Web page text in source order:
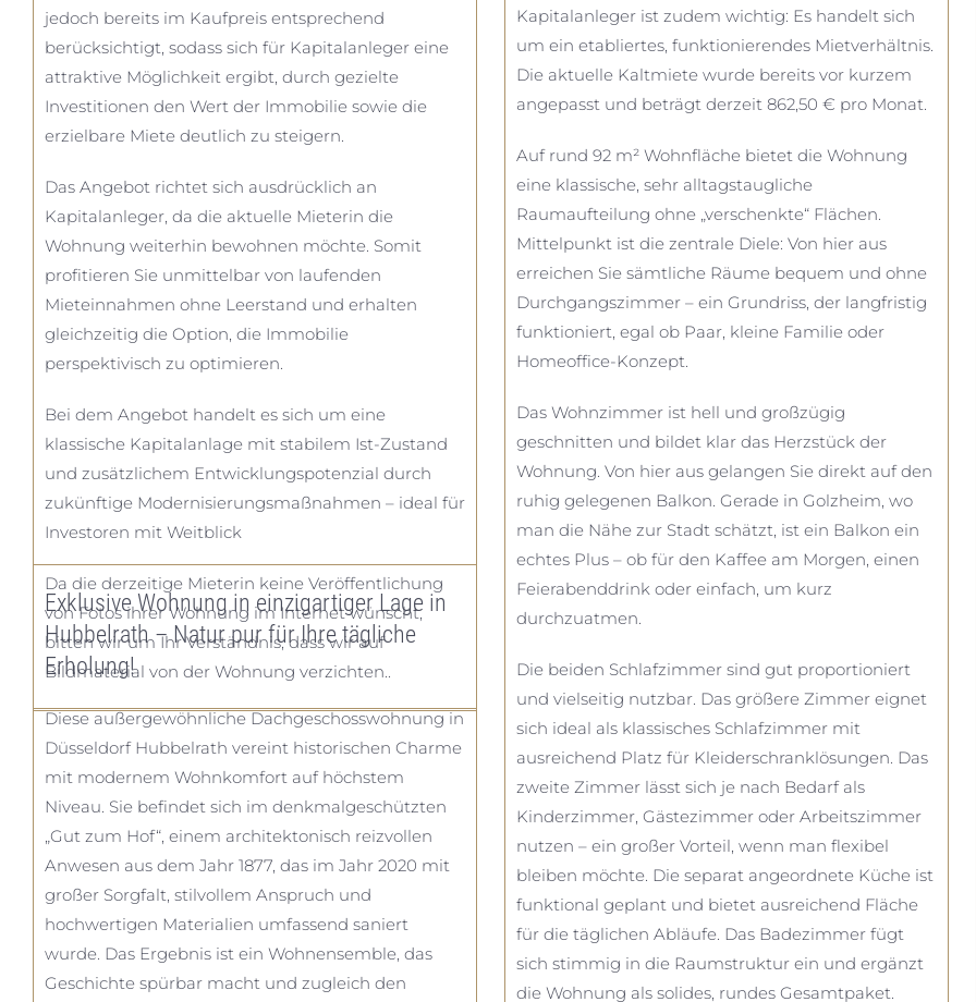
jedoch bereits im Kaufpreis entsprechend
berücksichtigt, sodass sich für Kapitalanleger eine
attraktive Möglichkeit ergibt, durch gezielte
Investitionen den Wert der Immobilie sowie die
erzielbare Miete deutlich zu steigern.
Das Angebot richtet sich ausdrücklich an
Kapitalanleger, da die aktuelle Mieterin die
Wohnung weiterhin bewohnen möchte. Somit
profitieren Sie unmittelbar von laufenden
Mieteinnahmen ohne Leerstand und erhalten
gleichzeitig die Option, die Immobilie
perspektivisch zu optimieren.
Bei dem Angebot handelt es sich um eine
klassische Kapitalanlage mit stabilem Ist-Zustand
und zusätzlichem Entwicklungspotenzial durch
zukünftige Modernisierungsmaßnahmen – ideal für
Investoren mit Weitblick
Da die derzeitige Mieterin keine Veröffentlichung
von Fotos ihrer Wohnung im Internet wünscht,
bitten wir um Ihr Verständnis, dass wir auf
Bildmaterial von der Wohnung verzichten..
Kapitalanleger ist zudem wichtig: Es handelt sich
um ein etabliertes, funktionierendes Mietverhältnis.
Die aktuelle Kaltmiete wurde bereits vor kurzem
angepasst und beträgt derzeit 862,50 € pro Monat.
Auf rund 92 m² Wohnfläche bietet die Wohnung
eine klassische, sehr alltagstaugliche
Raumaufteilung ohne „verschenkte“ Flächen.
Mittelpunkt ist die zentrale Diele: Von hier aus
erreichen Sie sämtliche Räume bequem und ohne
Durchgangszimmer – ein Grundriss, der langfristig
funktioniert, egal ob Paar, kleine Familie oder
Homeoffice-Konzept.
Das Wohnzimmer ist hell und großzügig
geschnitten und bildet klar das Herzstück der
Wohnung. Von hier aus gelangen Sie direkt auf den
ruhig gelegenen Balkon. Gerade in Golzheim, wo
man die Nähe zur Stadt schätzt, ist ein Balkon ein
echtes Plus – ob für den Kaffee am Morgen, einen
Feierabenddrink oder einfach, um kurz
durchzuatmen.
Die beiden Schlafzimmer sind gut proportioniert
und vielseitig nutzbar. Das größere Zimmer eignet
sich ideal als klassisches Schlafzimmer mit
ausreichend Platz für Kleiderschranklösungen. Das
zweite Zimmer lässt sich je nach Bedarf als
Kinderzimmer, Gästezimmer oder Arbeitszimmer
nutzen – ein großer Vorteil, wenn man flexibel
bleiben möchte. Die separat angeordnete Küche ist
funktional geplant und bietet ausreichend Fläche
für die täglichen Abläufe. Das Badezimmer fügt
sich stimmig in die Raumstruktur ein und ergänzt
die Wohnung als solides, rundes Gesamtpaket.
Exklusive Wohnung in einzigartiger Lage in
Hubbelrath – Natur pur für Ihre tägliche
Erholung!
Diese außergewöhnliche Dachgeschosswohnung in
Düsseldorf Hubbelrath vereint historischen Charme
mit modernem Wohnkomfort auf höchstem
Niveau. Sie befindet sich im denkmalgeschützten
„Gut zum Hof“, einem architektonisch reizvollen
Anwesen aus dem Jahr 1877, das im Jahr 2020 mit
großer Sorgfalt, stilvollem Anspruch und
hochwertigen Materialien umfassend saniert
wurde. Das Ergebnis ist ein Wohnensemble, das
Geschichte spürbar macht und zugleich den